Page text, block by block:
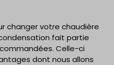
changer votre chaudière
fait partie
Celle-ci
dont nous allons